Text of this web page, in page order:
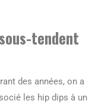
tendent
des années, on a
les hip dips à un